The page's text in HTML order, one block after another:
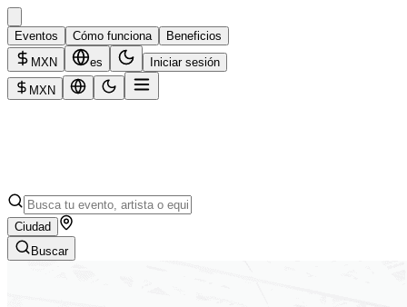
Eventos Cómo funciona
Beneficios
MXN
es Iniciar sesión
MXN
Ciudad
Buscar